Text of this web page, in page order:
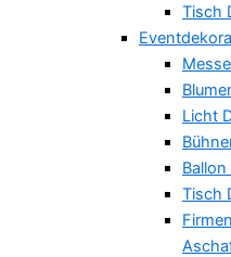
Tisch
Licht
Tisch